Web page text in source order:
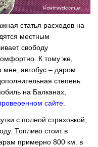
статья расходов на
местным
свободу
К тому же,
мне, автобус – даром
степень
на Балканах,
сайте.
с полной страховкой,
Топливо стоит в
примерно 800 км. в